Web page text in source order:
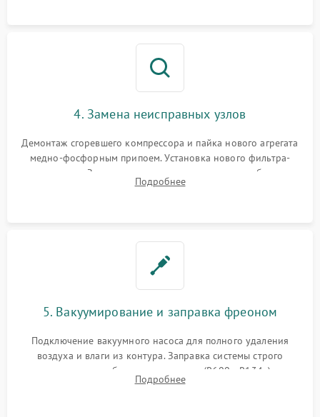
4. Замена неисправных узлов
Демонтаж сгоревшего компрессора и пайка нового агрегата
медно-фосфорным припоем. Установка нового фильтра-
осушителя. Замена изношенных вентиляторов обдува,
сломанных заслонок или поврежденных дверных петель.
Подробнее
5. Вакуумирование и заправка фреоном
Подключение вакуумного насоса для полного удаления
воздуха и влаги из контура. Заправка системы строго
дозированным объемом хладагента (R600a, R134a) по
электронным весам. Контроль рабочего давления в системе.
Подробнее